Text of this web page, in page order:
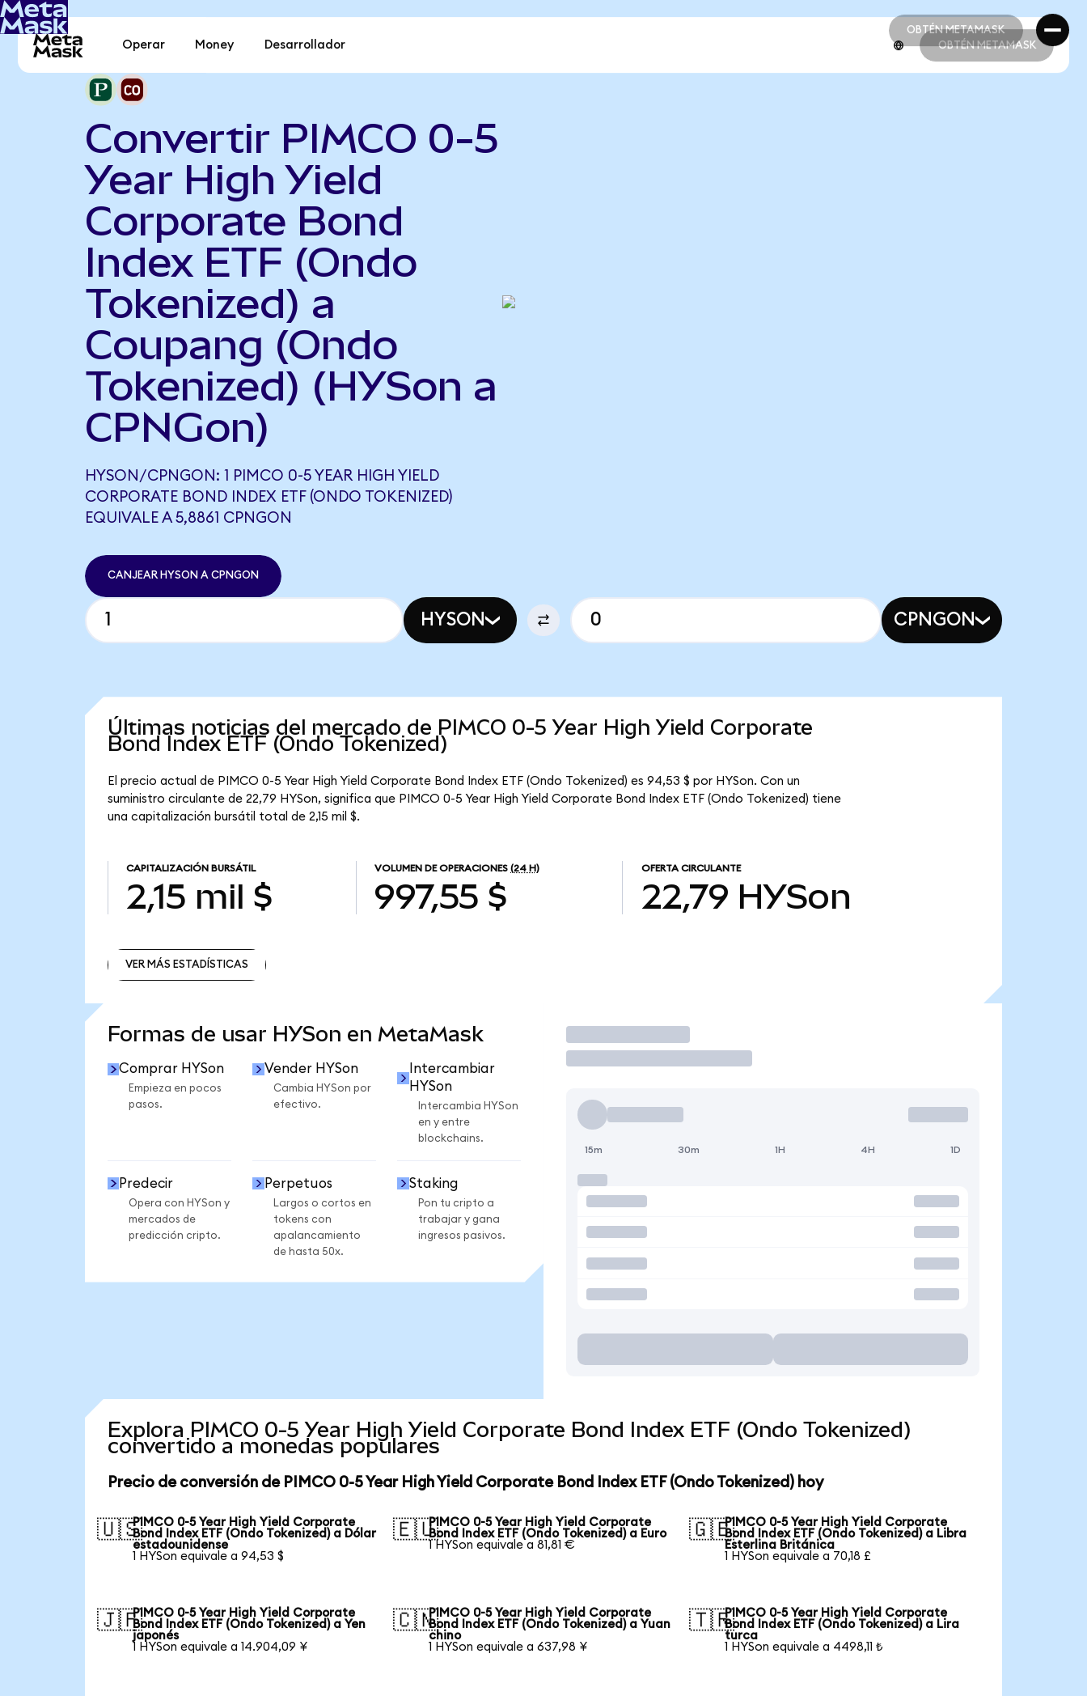
OBTÉN METAMASK
OBTÉN METAMASK
Operar Money Desarrollador OBTÉN METAMASK
Convertir PIMCO 0-5
Year High Yield
Corporate Bond
Index ETF (Ondo
Tokenized) a
Coupang (Ondo
Tokenized) (HYSon a
CPNGon)
HYSON/CPNGON: 1 PIMCO 0-5 YEAR HIGH YIELD
CORPORATE BOND INDEX ETF (ONDO TOKENIZED)
EQUIVALE A 5,8861 CPNGON
CANJEAR HYSON A CPNGON
HYSON CPNGON
Últimas noticias del mercado de PIMCO 0-5 Year High Yield Corporate
Bond Index ETF (Ondo Tokenized)
El precio actual de PIMCO 0-5 Year High Yield Corporate Bond Index ETF (Ondo Tokenized) es 94,53 $ por HYSon. Con un
suministro circulante de 22,79 HYSon, significa que PIMCO 0-5 Year High Yield Corporate Bond Index ETF (Ondo Tokenized) tiene
una capitalización bursátil total de 2,15 mil $.
CAPITALIZACIÓN BURSÁTIL
2,15 mil $
VOLUMEN DE OPERACIONES (24 H)
997,55 $
OFERTA CIRCULANTE
22,79 HYSon
VER MÁS ESTADÍSTICAS
Formas de usar HYSon en MetaMask
Comprar HYSon
Empieza en pocos
pasos.
Vender HYSon
Cambia HYSon por
efectivo.
Intercambiar
HYSon
Intercambia HYSon
en y entre
blockchains.
Predecir
Opera con HYSon y
mercados de
predicción cripto.
Perpetuos
Largos o cortos en
tokens con
apalancamiento
de hasta 50x.
Staking
Pon tu cripto a
trabajar y gana
ingresos pasivos.
Operar
15m 30m 1H 4H 1D
Explora PIMCO 0-5 Year High Yield Corporate Bond Index ETF (Ondo Tokenized)
convertido a monedas populares
Precio de conversión de PIMCO 0-5 Year High Yield Corporate Bond Index ETF (Ondo Tokenized) hoy
🇺🇸PIMCO 0-5 Year High Yield Corporate
Bond Index ETF (Ondo Tokenized) a Dólar
estadounidense
1 HYSon equivale a 94,53 $
🇪🇺PIMCO 0-5 Year High Yield Corporate
Bond Index ETF (Ondo Tokenized) a Euro
1 HYSon equivale a 81,81 €
🇬🇧PIMCO 0-5 Year High Yield Corporate
Bond Index ETF (Ondo Tokenized) a Libra
Esterlina Británica
1 HYSon equivale a 70,18 £
🇯🇵PIMCO 0-5 Year High Yield Corporate
Bond Index ETF (Ondo Tokenized) a Yen
japonés
1 HYSon equivale a 14.904,09 ¥
🇨🇳PIMCO 0-5 Year High Yield Corporate
Bond Index ETF (Ondo Tokenized) a Yuan
chino
1 HYSon equivale a 637,98 ¥
🇹🇷PIMCO 0-5 Year High Yield Corporate
Bond Index ETF (Ondo Tokenized) a Lira
turca
1 HYSon equivale a 4498,11 ₺